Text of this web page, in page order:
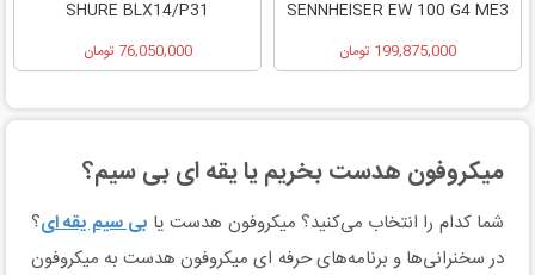
SHURE BLX14/P31
76,050,000 تومان
SENNHEISER EW 100 G4 ME3
199,875,000 تومان
میکروفون هدست بخریم یا یقه ای بی سیم؟
شما کدام را انتخاب می‌کنید؟ میکروفون هدست یا بی سیم یقه ای؟
در سخنرانی‌ها و برنامه‌های حرفه ای میکروفون هدست به میکروفون